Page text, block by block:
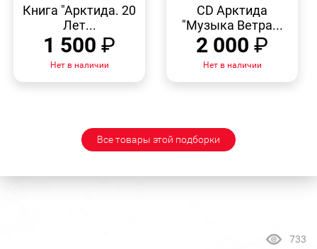
ПРОСМОТР
Книга "Арктида. 20
Лет...
1 500 ₽
Нет в наличии
ПРОСМОТР
CD Арктида
"Музыка Ветра...
2 000 ₽
Нет в наличии
Все товары этой подборки
733